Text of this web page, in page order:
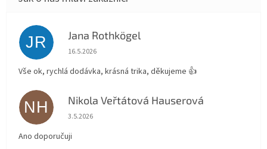
JR Jana Rothkögel
Hodnocení obchodu je 5 z 5 hvězdiček.
16.5.2026
Vše ok, rychlá dodávka, krásná trika, děkujeme 👍
NH Nikola Veřtátová Hauserová
Hodnocení obchodu je 5 z 5 hvězdiček.
3.5.2026
Ano doporučuji